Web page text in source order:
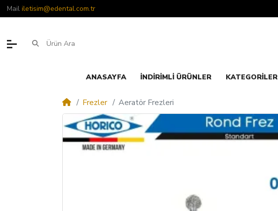
Mail iletisim@edental.com.tr
ANASAYFA İNDIRIMLI ÜRÜNLER KATEGORILER
Frezler Aeratör Frezleri